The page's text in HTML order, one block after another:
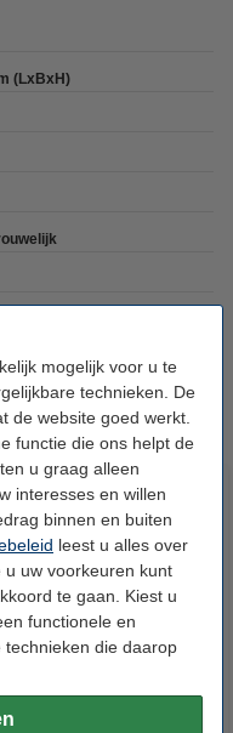
mogelijk voor u te
technieken. De
de website goed werkt.
functie die ons helpt de
u graag alleen
interesses en willen
binnen en buiten
leest u alles over
uw voorkeuren kunt
te gaan. Kiest u
functionele en
die daarop
(LxBxH)
| 12V | 40x40x10 mm |